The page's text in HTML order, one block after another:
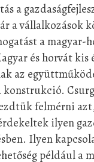
a
a vállalkozások
a magyar-
és horvát kis
az
konstrukció.
felmérni
ilyen
Ilyen
például a